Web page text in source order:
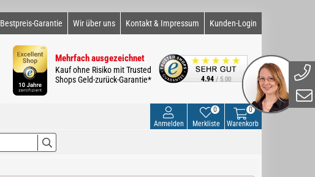
Bestpreis-Garantie Wir über uns Kontakt & Impressum Kunden-Login
Mehrfach ausgezeichnet
Kauf ohne Risiko mit Trusted
Shops Geld-zurück-Garantie*
4.94 / 5.00
0
Warenkorb
Merkliste
0
Anmelden